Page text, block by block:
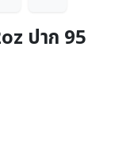
ปาก 95